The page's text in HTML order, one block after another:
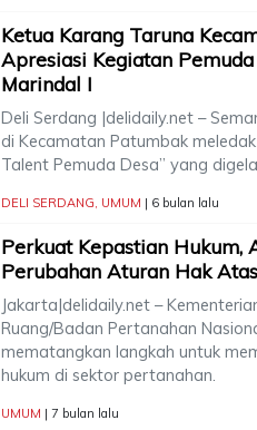
Ketua Karang Taruna
Apresiasi Kegiatan
Marindal I
Deli Serdang |delidaily.net –
di Kecamatan Patumbak
Talent Pemuda Desa” yang
DELI SERDANG UMUM | 6 bulan lalu
Perkuat Kepastian Hukum,
Perubahan Aturan Hak
Jakarta|delidaily.net –
Ruang/Badan Pertanahan
mematangkan langkah untuk
hukum di sektor pertanahan.
UMUM | 7 bulan lalu